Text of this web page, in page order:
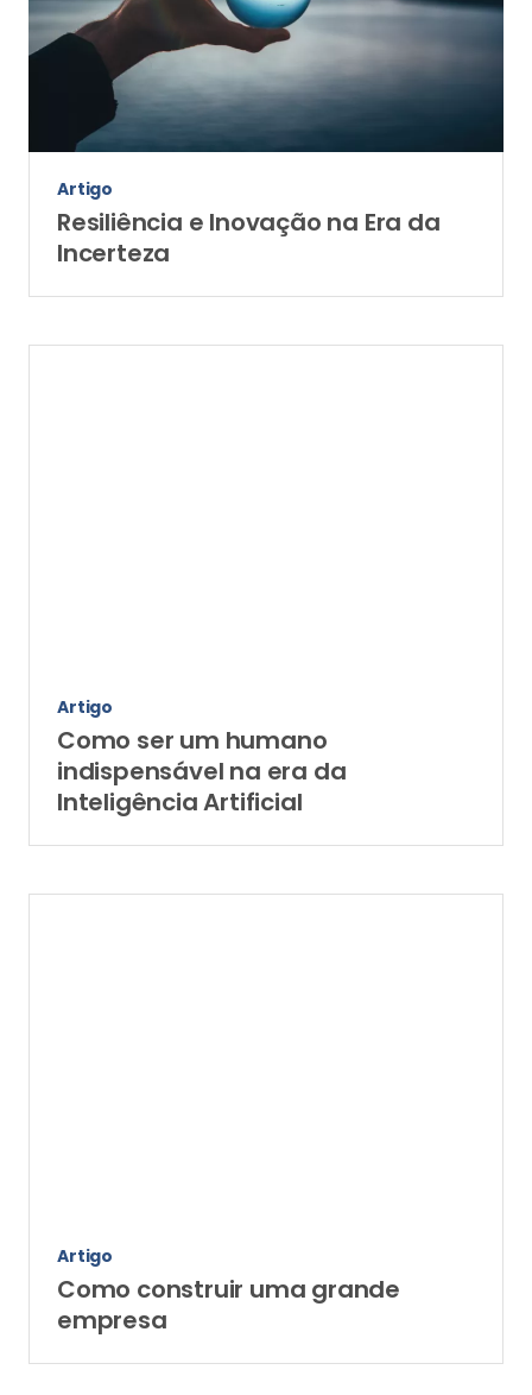
Artigo
Resiliência e Inovação na Era da
Incerteza
Artigo
Como ser um humano
indispensável na era da
Inteligência Artificial
Artigo
Como construir uma grande
empresa